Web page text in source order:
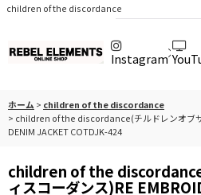
children of the discordance
Instagram
ホーム > children of the discordance
> children of the discordance(チルドレンオブザ
DENIM JACKET COTDJK-424
children of the
ィスコーダンス)RE